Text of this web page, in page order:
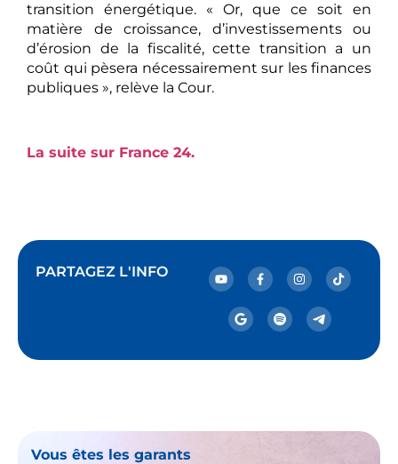
transition énergétique. « Or, que ce soit en
matière de croissance, d’investissements ou
d’érosion de la fiscalité, cette transition a un
coût qui pèsera nécessairement sur les finances
publiques », relève la Cour.
La suite sur France 24.
PARTAGEZ L'INFO
Vous êtes les garants